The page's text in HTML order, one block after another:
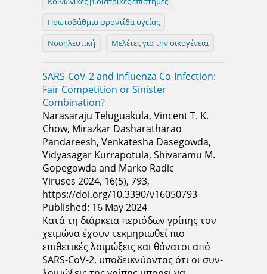
Πρωτοβάθμια φροντίδα υγείας
Νοσηλευτική
Μελέτες για την οικογένεια
SARS-CoV-2 and Influenza Co-Infection:
Fair Competition or Sinister
Combination?
Narasaraju Teluguakula, Vincent T. K.
Chow, Mirazkar Dasharatharao
Pandareesh, Venkatesha Dasegowda,
Vidyasagar Kurrapotula, Shivaramu M.
Gopegowda and Marko Radic
Viruses 2024, 16(5), 793,
https://doi.org/10.3390/v16050793
Published: 16 May 2024
Κατά τη διάρκεια περιόδων γρίπης τον
χειμώνα έχουν τεκμηριωθεί πιο
επιθετικές λοιμώξεις και θάνατοι από
SARS-CoV-2, υποδεικνύοντας ότι οι συν-